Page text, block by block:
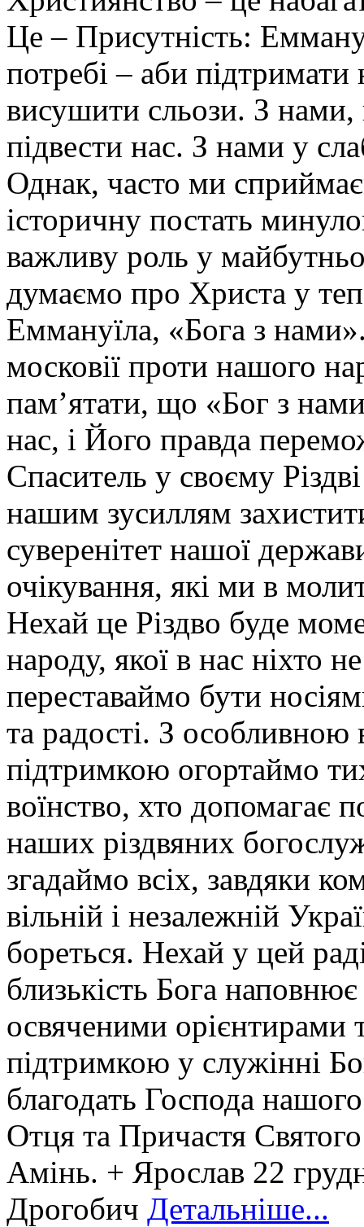
Це – Присутність:
потребі – аби
висушити сльози. З
підвести нас. З нами у
Однак, часто ми
історичну постать
важливу роль у
думаємо про Христа у
Еммануїла, «Бога з
московії проти нашого
пам’ятати, що «Бог з
нас, і Його правда
Спаситель у своєму
нашим зусиллям
суверенітет нашої
очікування, які ми в
Нехай це Різдво буде
народу, якої в нас ніхто
переставаймо бути
та радості. З
підтримкою огортаймо
воїнство, хто допомагає
наших різдвяних
згадаймо всіх, завдяки
вільній і незалежній
бореться. Нехай у цей
близькість Бога
освяченими
підтримкою у служінні
благодать Господа
Отця та Причастя
Амінь. + Ярослав 22
Дрогобич Детальніше...